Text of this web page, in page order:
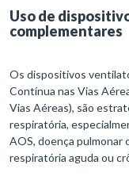
Uso de
complementares
Os dispositivos
Contínua nas Vias
Vias Aéreas), são
respiratória,
AOS, doença pulmonar
respiratória aguda ou